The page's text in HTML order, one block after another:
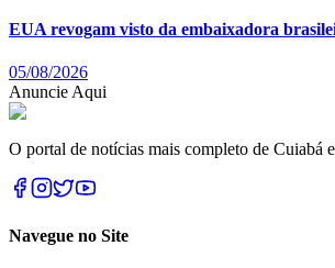
EUA revogam visto da embaixadora
05/08/2026
Anuncie Aqui
O portal de notícias mais completo de Cuiabá
Navegue no Site